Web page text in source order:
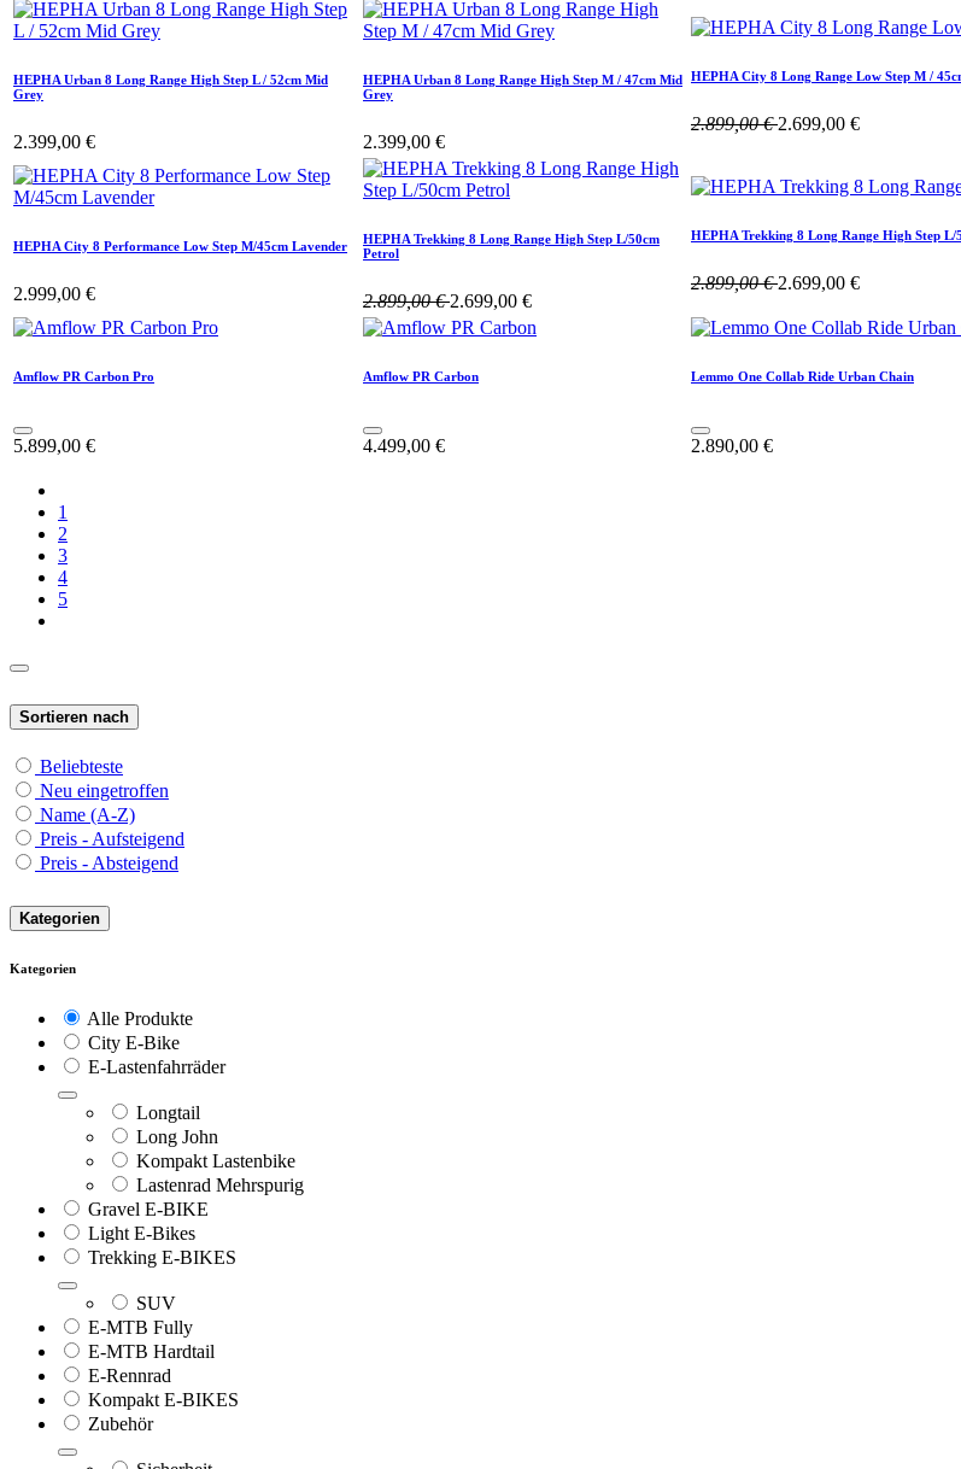
HEPHA Urban 8 Long Range High Step L / 52cm Mid
Grey
2.399,00 €
HEPHA Urban 8 Long Range High Step M / 47cm Mid
Grey
2.399,00 €
HEPHA City 8 Long Range Low Step M /
2.899,00€ 2.699,00 €
HEPHA City 8 Performance Low Step M/45cm Lavender
2.999,00 €
HEPHA Trekking 8 Long Range High Step L/50cm
Petrol
2.899,00€ 2.699,00 €
HEPHA Trekking 8 Long Range High Step
2.899,00€ 2.699,00 €
Amflow PR Carbon Pro
5.899,00 €
Amflow PR Carbon
4.499,00 €
Lemmo One Collab Ride Urban Chain
2.890,00 €
1
2
3
4
5
Sortieren nach
Beliebteste
Neu eingetroffen
Name (A-Z)
Preis - Aufsteigend
Preis - Absteigend
Kategorien
Kategorien
Alle Produkte
City E-Bike
E-Lastenfahrräder
Longtail
Long John
Kompakt Lastenbike
Lastenrad Mehrspurig
Gravel E-BIKE
Light E-Bikes
Trekking E-BIKES
SUV
E-MTB Fully
E-MTB Hardtail
E-Rennrad
Kompakt E-BIKES
Zubehör